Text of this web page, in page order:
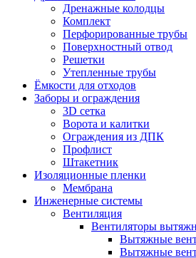
Дренажные колодцы
Комплект
Перфорированные трубы
Поверхностный отвод
Решетки
Утепленные трубы
Ёмкости для отходов
Заборы и ограждения
3D сетка
Ворота и калитки
Ограждения из ДПК
Профлист
Штакетник
Изоляционные пленки
Мембрана
Инженерные системы
Вентиляция
Вентиляторы
Вытяжные
Вытяжные